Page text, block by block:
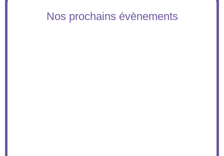
Nos prochains évènements